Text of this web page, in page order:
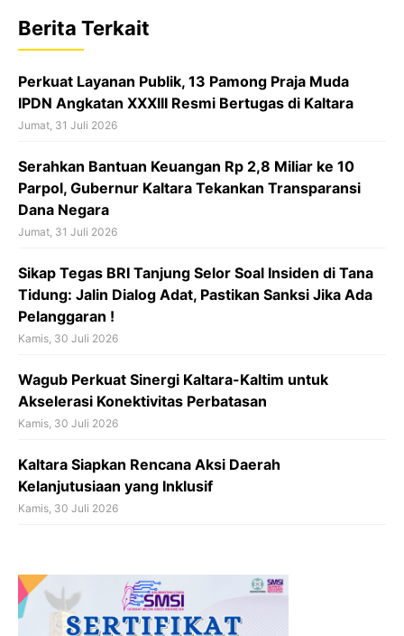
b
o
o
k
s
A
p
p
a
d
s
Berita Terkait
Perkuat Layanan Publik, 13 Pamong Praja Muda
IPDN Angkatan XXXIII Resmi Bertugas di Kaltara
Jumat, 31 Juli 2026
Serahkan Bantuan Keuangan Rp 2,8 Miliar ke 10
Parpol, Gubernur Kaltara Tekankan Transparansi
Dana Negara
Jumat, 31 Juli 2026
Sikap Tegas BRI Tanjung Selor Soal Insiden di Tana
Tidung: Jalin Dialog Adat, Pastikan Sanksi Jika Ada
Pelanggaran !
Kamis, 30 Juli 2026
Wagub Perkuat Sinergi Kaltara-Kaltim untuk
Akselerasi Konektivitas Perbatasan
Kamis, 30 Juli 2026
Kaltara Siapkan Rencana Aksi Daerah
Kelanjutusiaan yang Inklusif
Kamis, 30 Juli 2026